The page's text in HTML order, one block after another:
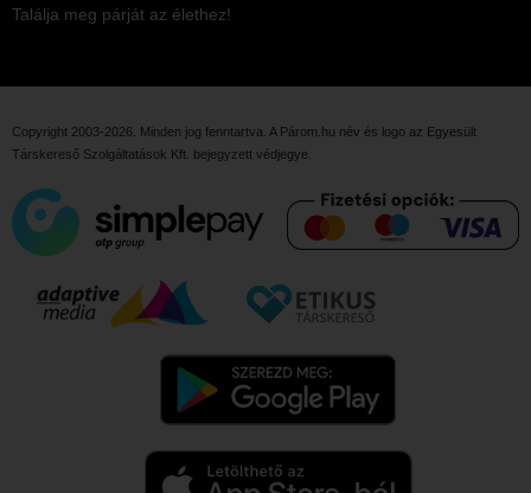
Találja meg párját az élethez!
Copyright 2003-2026. Minden jog fenntartva. A Párom.hu név és logo az Egyesült
Társkereső Szolgáltatások Kft.
bejegyzett védjegye.